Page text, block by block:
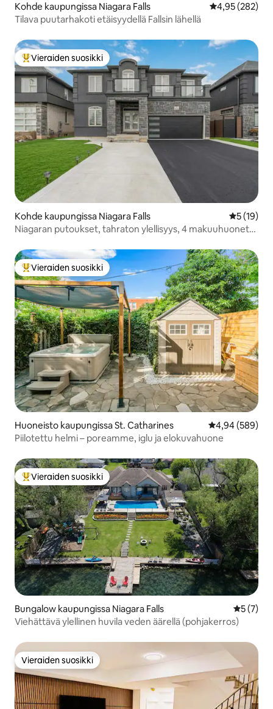
Kohde kaupungissa Niagara Falls
4,95 (282)
Tilava puutarhakoti etäisyydellä Fallsin lähellä
Vieraiden suosikkien parhaimmistoa
Vieraiden suosikki
Kohde kaupungissa Niagara Falls
5 (19)
Niagaran putoukset, tahraton ylellisyys, 4 makuuhuonetta
Vieraiden suosikkien parhaimmistoa
Vieraiden suosikki
Huoneisto kaupungissa St. Catharines
4,94 (589)
Piilotettu helmi – poreamme, iglu ja elokuvahuone
Vieraiden suosikkien parhaimmistoa
Vieraiden suosikki
Bungalow kaupungissa Niagara Falls
5 (7)
Viehättävä ylellinen huvila veden äärellä (pohjakerros)
Vieraiden suosikki
Vieraiden suosikki